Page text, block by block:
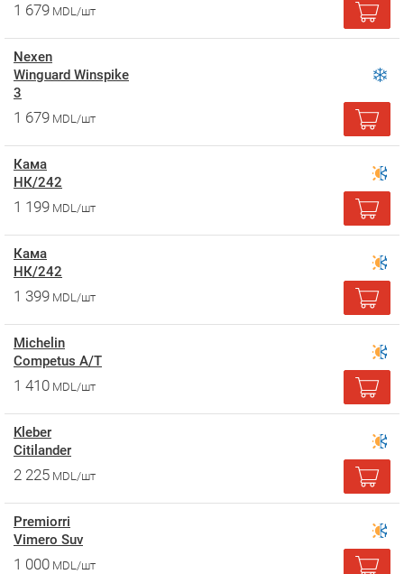
1 679 MDL/шт
Nexen
Winguard Winspike
3
1 679 MDL/шт
Кама
НК/242
1 199 MDL/шт
Кама
НК/242
1 399 MDL/шт
Michelin
Competus A/T
1 410 MDL/шт
Kleber
Citilander
2 225 MDL/шт
Premiorri
Vimero Suv
1 000 MDL/шт